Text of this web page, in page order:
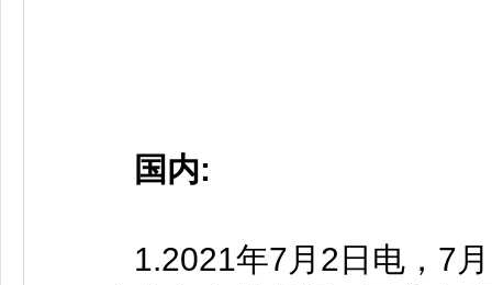
国内:
1.2021年7月2日电，7月